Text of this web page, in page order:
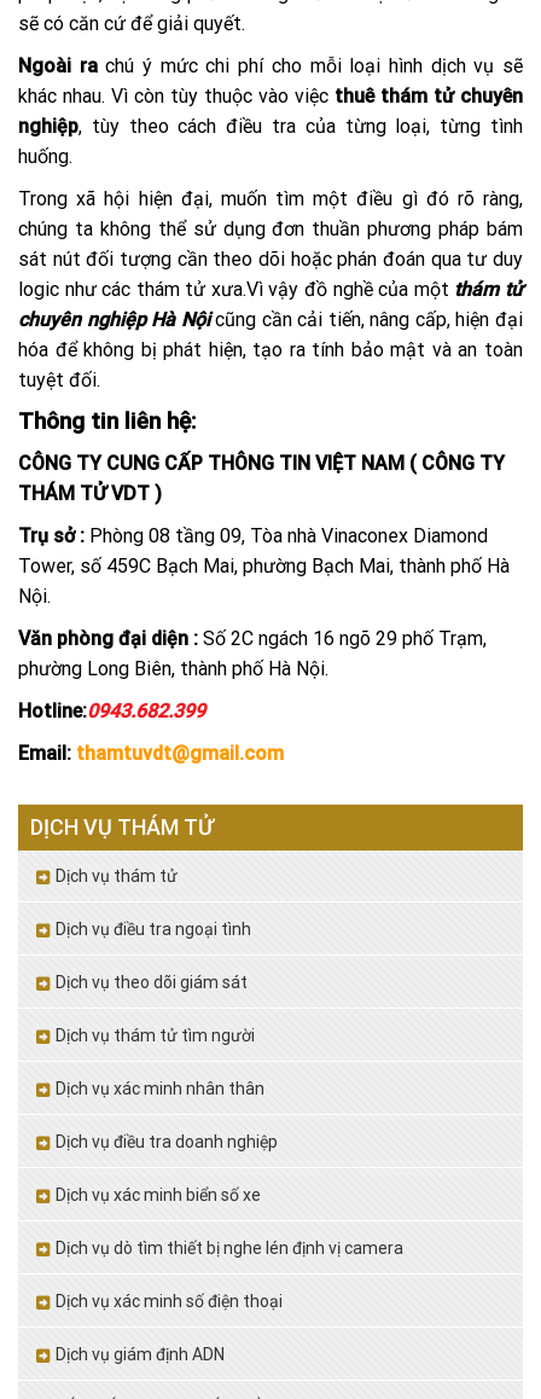
sẽ có căn cứ để giải quyết.
Ngoài rachú ý mức chi phí cho mỗi loại hình dịch vụ sẽ
khác nhau. Vì còn tùy thuộc vào việc thuê thám tử chuyên
nghiệp, tùy theo cách điều tra của từng loại, từng tình
huống.
Trong xã hội hiện đại, muốn tìm một điều gì đó rõ ràng,
chúng ta không thể sử dụng đơn thuần phương pháp bám
sát nút đối tượng cần theo dõi hoặc phán đoán qua tư duy
logic như các thám tử xưa.Vì vậy đồ nghề của một thám tử
chuyên nghiệp Hà Nộicũng cần cải tiến, nâng cấp, hiện đại
hóa để không bị phát hiện, tạo ra tính bảo mật và an toàn
tuyệt đối.
Thông tin liên hệ:
CÔNG TY CUNG CẤP THÔNG TIN VIỆT NAM ( CÔNG TY
THÁM TỬ VDT )
Trụ sở : Phòng 08 tầng 09, Tòa nhà Vinaconex Diamond
Tower, số 459C Bạch Mai, phường Bạch Mai, thành phố Hà
Nội.
Văn phòng đại diện : Số 2C ngách 16 ngõ 29 phố Trạm,
phường Long Biên, thành phố Hà Nội.
Hotline:0943.682.399
Email: thamtuvdt@gmail.com
DỊCH VỤ THÁM TỬ
Dịch vụ thám tử
Dịch vụ điều tra ngoại tình
Dịch vụ theo dõi giám sát
Dịch vụ thám tử tìm người
Dịch vụ xác minh nhân thân
Dịch vụ điều tra doanh nghiệp
Dịch vụ xác minh biển số xe
Dịch vụ dò tìm thiết bị nghe lén định vị camera
Dịch vụ xác minh số điện thoại
Dịch vụ giám định ADN